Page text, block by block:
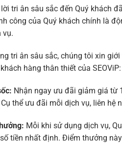
lời tri ân sâu sắc đến Quý khách
công của Quý khách chính là
vụ.
tri ân sâu sắc, chúng tôi xin
hàng thân thiết của SEOViP:
Nhận ngay ưu đãi giảm giá từ
Cụ thể ưu đãi mỗi dịch vụ, liên
Mỗi khi sử dụng dịch vụ,
tiền nhất định. Điểm thưởng